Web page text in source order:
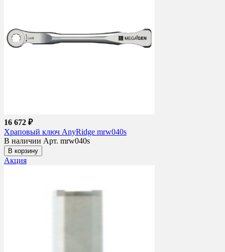
16 672 ₽
Храповый ключ AnyRidge mrw040s
В наличии Арт. mrw040s
В корзину
Акция